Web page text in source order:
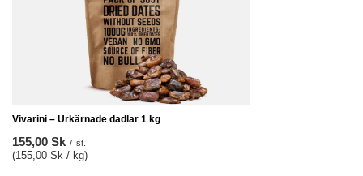
Vivarini – Urkärnade dadlar 1 kg
155,00 Sk / st.
(155,00 Sk / kg)